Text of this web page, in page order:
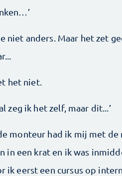
niet anders. Maar het zet
het niet.
zeg ik het zelf, maar dit...’
monteur had ik mij met
in een krat en ik was
ik eerst een cursus op